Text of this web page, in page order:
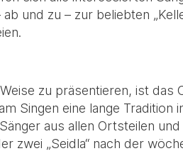
und zu – zur beliebten
zu präsentieren, ist
Singen eine lange
aus allen Ortsteilen
zwei „Seidla“ nach der